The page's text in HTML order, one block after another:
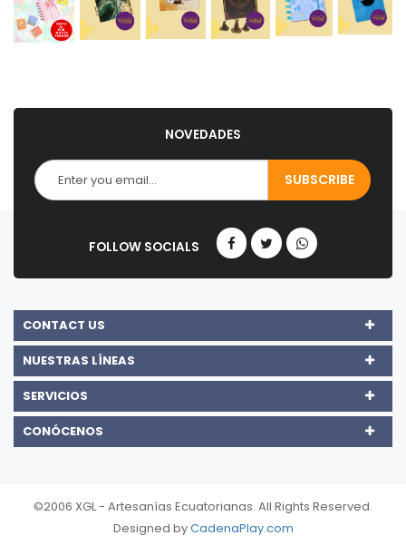
NOVEDADES
CONTACT US
NUESTRAS LÍNEAS
SERVICIOS
CONÓCENOS
©2006 XGL - Artesanías Ecuatorianas. All Rights Reserved.
Designed byCadenaPlay.com